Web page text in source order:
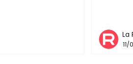
La
11/